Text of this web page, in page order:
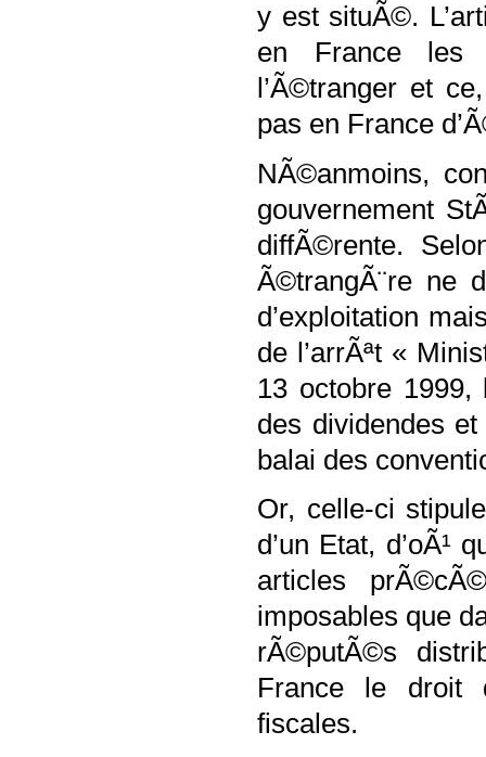
y est situÃ©.
en France les
l’Ã©tranger et
pas en France
NÃ©anmoins,
gouvernement
diffÃ©rente.
Ã©trangÃ¨re ne
d’exploitation
de l’arrÃªt «
13 octobre
des dividendes
balai des
Or, celle-ci
d’un Etat, d’oÃ¹
articles
imposables que
rÃ©putÃ©s
France le droit
fiscales.